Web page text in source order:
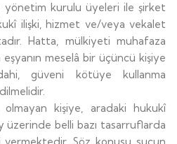
yönetim kurulu üyeleri ile şirket
ilişki, hizmet ve/veya vekalet
Hatta, mülkiyeti muhafaza
eşyanın meselâ bir üçüncü kişiye
güveni kötüye kullanma
kişiye, aradaki hukukî
üzerinde belli bazı tasarruflarda